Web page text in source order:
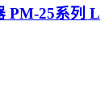
PM-25系列 L